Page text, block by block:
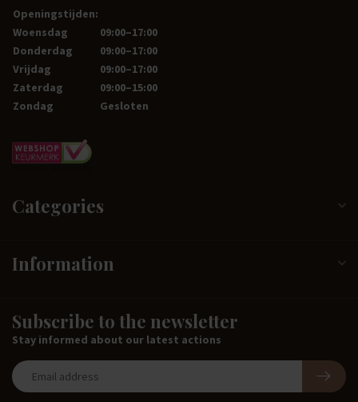
Openingstijden:
Woensdag
09:00–17:00
Donderdag
09:00–17:00
Vrijdag
09:00–17:00
Zaterdag
09:00–15:00
Zondag
Gesloten
Categories
Information
Subscribe to the newsletter
Stay informed about our latest actions